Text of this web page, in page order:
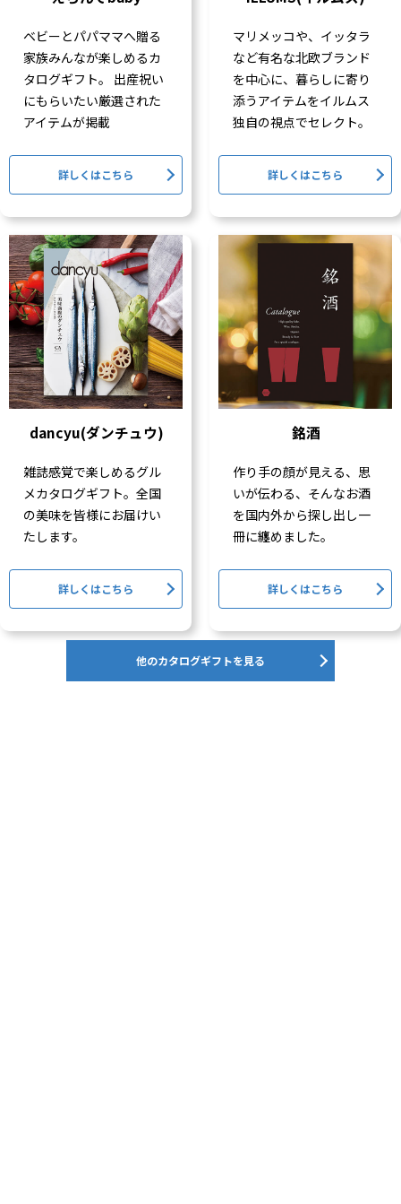
ベビーとパパママへ贈る
家族みんなが楽しめるカ
タログギフト。 出産祝い
にもらいたい厳選された
アイテムが掲載
詳しくはこちら
マリメッコや、イッタラ
など有名な北欧ブランド
を中心に、暮らしに寄り
添うアイテムをイルムス
独自の視点でセレクト。
詳しくはこちら
dancyu(ダンチュウ)
雑誌感覚で楽しめるグル
メカタログギフト。全国
の美味を皆様にお届けい
たします。
詳しくはこちら
銘酒
作り手の顔が見える、思
いが伝わる、そんなお酒
を国内外から探し出し一
冊に纏めました。
詳しくはこちら
他のカタログギフトを見る